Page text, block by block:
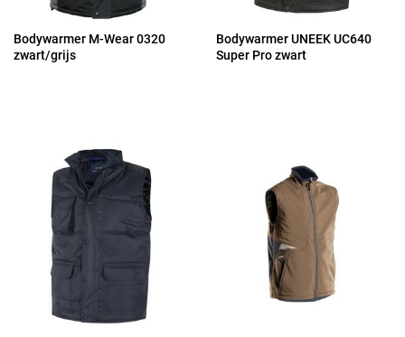
Bodywarmer M-Wear 0320
zwart/grijs
Bodywarmer UNEEK UC640
Super Pro zwart